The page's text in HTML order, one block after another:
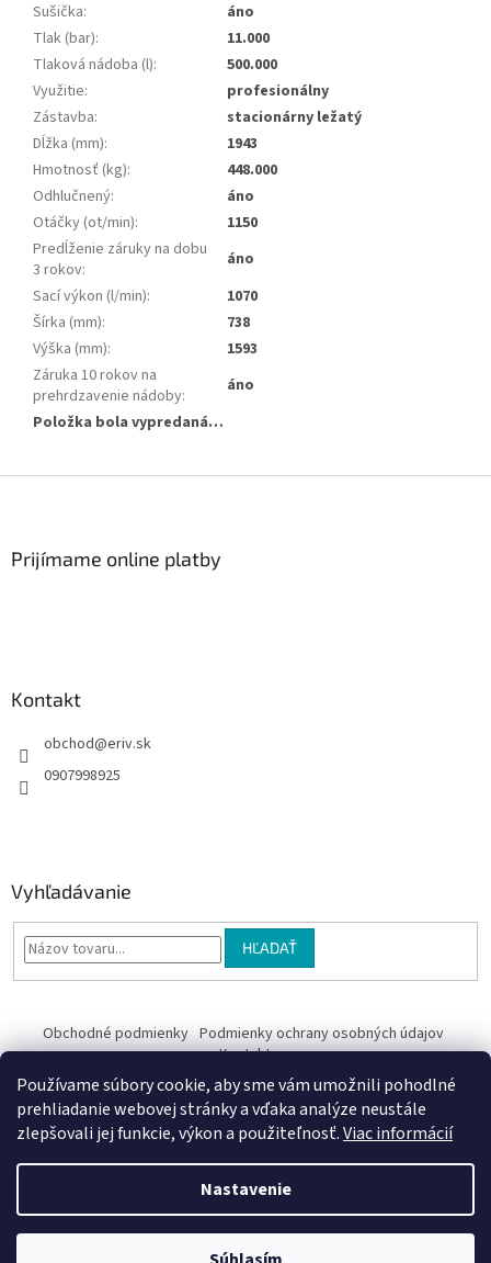
Používame súbory cookie, aby sme vám umožnili pohodlné
prehliadanie webovej stránky a vďaka analýze neustále
zlepšovali jej funkcie, výkon a použiteľnosť.Viac informácií
Nastavenie
Sušička:
áno
Tlak (bar):
11.000
Tlaková nádoba (l):
500.000
Využitie:
profesionálny
Zástavba:
stacionárny ležatý
Dĺžka (mm):
1943
Hmotnosť (kg):
448.000
Odhlučnený:
áno
Otáčky (ot/min):
1150
Predĺženie záruky na dobu
3 rokov:
áno
Sací výkon (l/min):
1070
Šírka (mm):
738
Výška (mm):
1593
Záruka 10 rokov na
prehrdzavenie nádoby:
áno
Položka bola vypredaná…
Prijímame online platby
Kontakt
obchod@eriv.sk
0907998925
Vyhľadávanie
HĽADAŤ
Obchodné podmienky Podmienky ochrany osobných údajov
Kontakty
Obchodné podmienky
Vytvoril Shoptet